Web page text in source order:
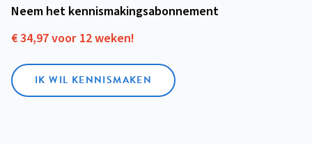
Neem het kennismakings­abonnement
€ 34,97 voor 12 weken!
IK WIL KENNISMAKEN